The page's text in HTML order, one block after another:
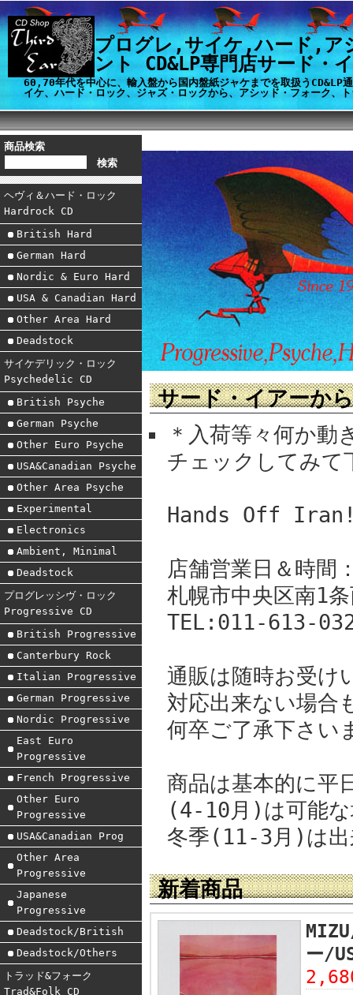
プログレ,サイケ,ハード,ア
ント CD&LP専門店サード・
60,70年代を中心に、輸入盤から国内盤紙ジャケまでを取扱うCD&LP
イケ、ハード・ロック、ジャズ・ロックから、アシッド・フォーク、
商品検索
ヘヴィ＆ハード・ロック
Hardrock CD
British Hard
German Hard
Nordic & Euro Hard
USA & Canadian Hard
Other Area Hard
Deadstock
サイケデリック・ロック
Psychedelic CD
British Psyche
German Psyche
Other Euro Psyche
USA&Canadian Psyche
Other Area Psyche
Experimental
Electronics
Ambient, Minimal
Deadstock
プログレッシヴ・ロック
Progressive CD
British Progressive
Canterbury Rock
Italian Progressive
German Progressive
Nordic Progressive
East Euro
Progressive
French Progressive
Other Euro
Progressive
USA&Canadian Prog
Other Area
Progressive
Japanese
Progressive
Deadstock/British
Deadstock/Others
トラッド&フォーク
Trad&Folk CD
サード・イアーか
＊入荷等々何か
チェックしてみ
Hands Off
店舗営業日＆時
札幌市中央区南
TEL:011-613-
通販は随時お受け
対応出来ない場合
何卒ご了承下さい
商品は基本的に平
(4-10月)は可能な
冬季(11-3月)は出
新着商品
ー/